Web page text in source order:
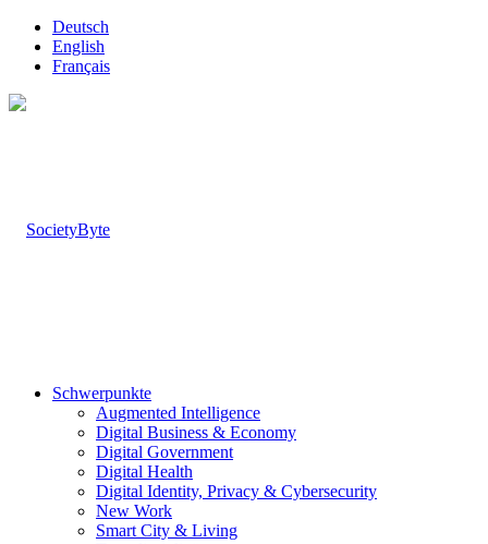
Deutsch
English
Français
Schwerpunkte
Augmented Intelligence
Digital Business & Economy
Digital Government
Digital Health
Digital Identity, Privacy & Cybersecurity
New Work
Smart City & Living